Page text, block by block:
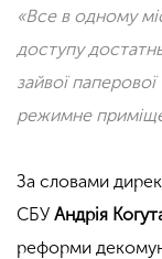
«Все в одному
доступу
зайвої
режимне
За словами
СБУ Андрія
реформи